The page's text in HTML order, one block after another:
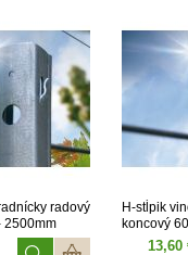
radový
2500mm
H-stĺpik
koncový
2700mm
13,60